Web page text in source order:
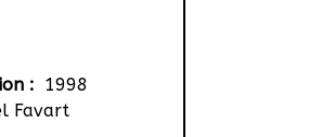
: 1998
Favart